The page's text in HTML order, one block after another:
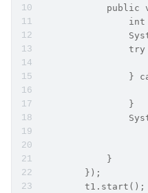
public
try
}
                }
            }
        });
        t1.start();